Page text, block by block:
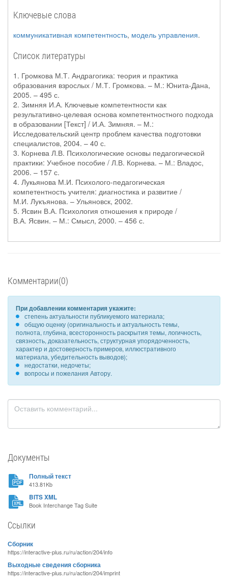
Ключевые слова
коммуникативная компетентность, модель управления.
Список литературы
1. Громкова М.Т. Андрагогика: теория и практика
образования взрослых / М.Т. Громкова. – М.: Юнита-Дана,
2005. – 495 с.
2. Зимняя И.А. Ключевые компетентности как
результативно-целевая основа компетентностного подхода
в образовании [Текст] / И.А. Зимняя. – М.:
Исследовательский центр проблем качества подготовки
специалистов, 2004. – 40 с.
3. Корнева Л.В. Психологические основы педагогической
практики: Учебное пособие / Л.В. Корнева. – М.: Владос,
2006. – 157 с.
4. Лукьянова М.И. Психолого-педагогическая
компетентность учителя: диагностика и развитие /
М.И. Лукъянова. – Ульяновск, 2002.
5. Ясвин В.А. Психология отношения к природе /
В.А. Ясвин. – М.: Смысл, 2000. – 456 с.
Комментарии(0)
При добавлении комментария укажите:
степень актуальности публикуемого материала;
общую оценку (оригинальность и актуальность темы,
полнота, глубина, всесторонность раскрытия темы, логичность,
связность, доказательность, структурная упорядоченность,
характер и достоверность примеров, иллюстративного
материала, убедительность выводов);
недостатки, недочеты;
вопросы и пожелания Автору.
Документы
Полный текст
413.81Kb
BITS XML
Book Interchange Tag Suite
Ссылки
Сборник
https://interactive-plus.ru/ru/action/204/info
Выходные сведения сборника
https://interactive-plus.ru/ru/action/204/imprint